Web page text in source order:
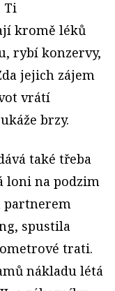
Ti
kromě léků
rybí konzervy,
jejich zájem
vrátí
brzy.
také třeba
loni na podzim
partnerem
spustila
trati.
nákladu létá